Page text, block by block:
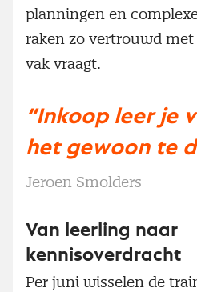
planningen en
raken zo vertrouwd
vak vraagt.
“Inkoop leer je
het gewoon te
Jeroen Smolders
Van leerling naar
kennisoverdracht
Per juni wisselen de